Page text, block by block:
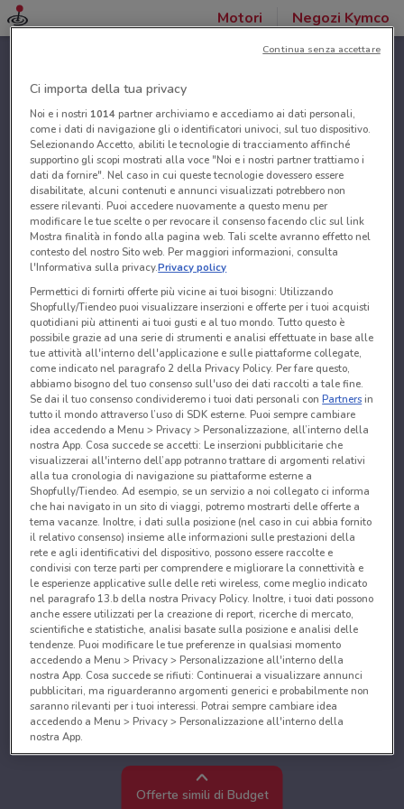
Motori Negozi Kymco
Offerte simili di Budget
Ci importa della tua privacy
Noi e i nostri 1014partner archiviamo e accediamo ai dati personali,
come i dati di navigazione gli o identificatori univoci, sul tuo dispositivo.
Selezionando Accetto, abiliti le tecnologie di tracciamento affinché
supportino gli scopi mostrati alla voce "Noi e i nostri partner trattiamo i
dati da fornire". Nel caso in cui queste tecnologie dovessero essere
disabilitate, alcuni contenuti e annunci visualizzati potrebbero non
essere rilevanti. Puoi accedere nuovamente a questo menu per
modificare le tue scelte o per revocare il consenso facendo clic sul link
Mostra finalità in fondo alla pagina web. Tali scelte avranno effetto nel
contesto del nostro Sito web. Per maggiori informazioni, consulta
l'Informativa sulla privacy.Privacy policy
Permettici di fornirti offerte più vicine ai tuoi bisogni: Utilizzando
Shopfully/Tiendeo puoi visualizzare inserzioni e offerte per i tuoi acquisti
quotidiani più attinenti ai tuoi gusti e al tuo mondo. Tutto questo è
possibile grazie ad una serie di strumenti e analisi effettuate in base alle
tue attività all'interno dell'applicazione e sulle piattaforme collegate,
come indicato nel paragrafo 2 della Privacy Policy. Per fare questo,
abbiamo bisogno del tuo consenso sull'uso dei dati raccolti a tale fine.
Se dai il tuo consenso condivideremo i tuoi dati personali conPartnersin
tutto il mondo attraverso l’uso di SDK esterne. Puoi sempre cambiare
idea accedendo a Menu > Privacy > Personalizzazione, all’interno della
nostra App. Cosa succede se accetti: Le inserzioni pubblicitarie che
visualizzerai all'interno dell’app potranno trattare di argomenti relativi
alla tua cronologia di navigazione su piattaforme esterne a
Shopfully/Tiendeo. Ad esempio, se un servizio a noi collegato ci informa
che hai navigato in un sito di viaggi, potremo mostrarti delle offerte a
tema vacanze. Inoltre, i dati sulla posizione (nel caso in cui abbia fornito
il relativo consenso) insieme alle informazioni sulle prestazioni della
rete e agli identificativi del dispositivo, possono essere raccolte e
condivisi con terze parti per comprendere e migliorare la connettività e
le esperienze applicative sulle delle reti wireless, come meglio indicato
nel paragrafo 13.b della nostra Privacy Policy. Inoltre, i tuoi dati possono
anche essere utilizzati per la creazione di report, ricerche di mercato,
scientifiche e statistiche, analisi basate sulla posizione e analisi delle
tendenze. Puoi modificare le tue preferenze in qualsiasi momento
accedendo a Menu > Privacy > Personalizzazione all'interno della
nostra App. Cosa succede se rifiuti: Continuerai a visualizzare annunci
pubblicitari, ma riguarderanno argomenti generici e probabilmente non
saranno rilevanti per i tuoi interessi. Potrai sempre cambiare idea
accedendo a Menu > Privacy > Personalizzazione all'interno della
nostra App.
Noi e i nostri partner trattiamo i dati per fornire:
Utilizzare dati di geolocalizzazione precisi. Scansione attiva delle
caratteristiche del dispositivo ai fini dell’identificazione. Archiviare
Continua senza accettare